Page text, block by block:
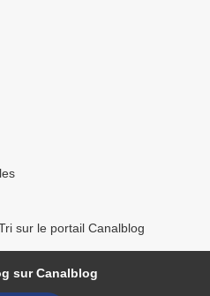
sur le portail Canalblog
sur Canalblog